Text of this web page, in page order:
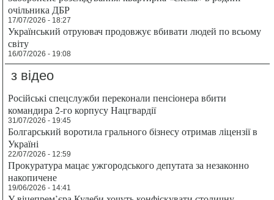
очільника ДБР
17/07/2026 - 18:27
Український отруювач продовжує вбивати людей по всьому
світу
16/07/2026 - 19:08
з відео
Російські спецслужби переконали пенсіонера вбити
командира 2-го корпусу Нацгвардії
31/07/2026 - 19:45
Болгарський воротила грального бізнесу отримав ліцензії в
Україні
22/07/2026 - 12:59
Прокуратура мацає ужгородського депутата за незаконно
накопичене
19/06/2026 - 14:41